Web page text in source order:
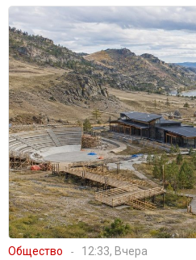
Общество 12:33, Вчера